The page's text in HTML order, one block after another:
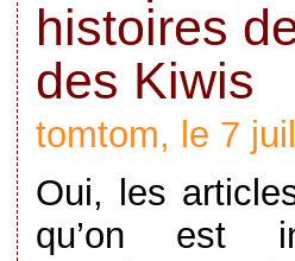
histoires
des Kiwis
tomtom, le 7
Oui, les
qu’on est